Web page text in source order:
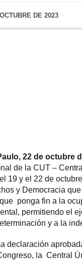
DE 2023
22 de octubre
de la CUT –
19 y el 22 de
y Democracia
ponga fin a la
permitiendo el
y a la
declaración
la Central